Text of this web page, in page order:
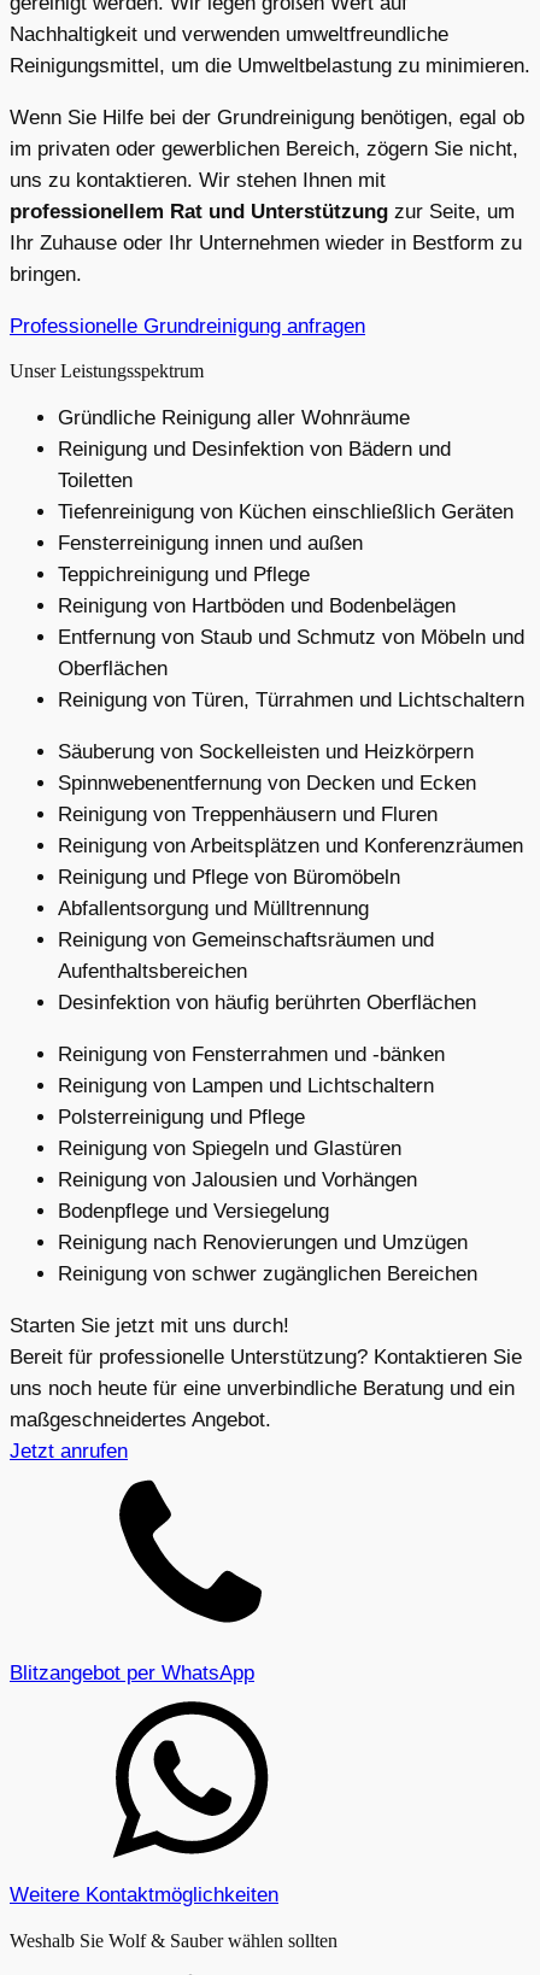
Nachhaltigkeit und verwenden umweltfreundliche
Reinigungsmittel, um die Umweltbelastung zu minimieren.
Wenn Sie Hilfe bei der Grundreinigung benötigen, egal ob
im privaten oder gewerblichen Bereich, zögern Sie nicht,
uns zu kontaktieren. Wir stehen Ihnen mit
professionellem Rat und Unterstützung zur Seite, um
Ihr Zuhause oder Ihr Unternehmen wieder in Bestform zu
bringen.
Professionelle Grundreinigung anfragen
Unser Leistungsspektrum
Gründliche Reinigung aller Wohnräume
Reinigung und Desinfektion von Bädern und
Toiletten
Tiefenreinigung von Küchen einschließlich Geräten
Fensterreinigung innen und außen
Teppichreinigung und Pflege
Reinigung von Hartböden und Bodenbelägen
Entfernung von Staub und Schmutz von Möbeln und
Oberflächen
Reinigung von Türen, Türrahmen und Lichtschaltern
Säuberung von Sockelleisten und Heizkörpern
Spinnwebenentfernung von Decken und Ecken
Reinigung von Treppenhäusern und Fluren
Reinigung von Arbeitsplätzen und Konferenzräumen
Reinigung und Pflege von Büromöbeln
Abfallentsorgung und Mülltrennung
Reinigung von Gemeinschaftsräumen und
Aufenthaltsbereichen
Desinfektion von häufig berührten Oberflächen
Reinigung von Fensterrahmen und -bänken
Reinigung von Lampen und Lichtschaltern
Polsterreinigung und Pflege
Reinigung von Spiegeln und Glastüren
Reinigung von Jalousien und Vorhängen
Bodenpflege und Versiegelung
Reinigung nach Renovierungen und Umzügen
Reinigung von schwer zugänglichen Bereichen
Starten Sie jetzt mit uns durch!
Bereit für professionelle Unterstützung? Kontaktieren Sie
uns noch heute für eine unverbindliche Beratung und ein
maßgeschneidertes Angebot.
Jetzt anrufen
Blitzangebot per WhatsApp
Weitere Kontaktmöglichkeiten
Weshalb Sie Wolf & Sauber wählen sollten